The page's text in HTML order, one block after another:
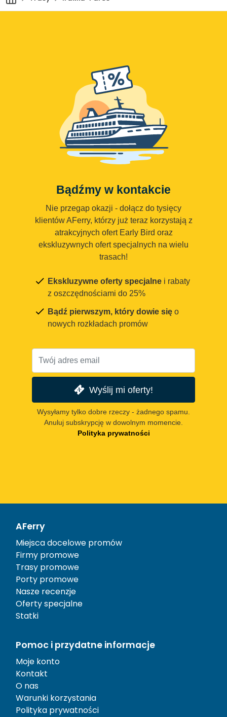
Bądźmy w kontakcie
Nie przegap okazji - dołącz do tysięcy
klientów AFerry, którzy już teraz korzystają z
atrakcyjnych ofert Early Bird oraz
ekskluzywnych ofert specjalnych na wielu
trasach!
Ekskluzywne oferty specjalne i rabaty
z oszczędnościami do 25%
Bądź pierwszym, który dowie się o
nowych rozkładach promów
Wyślij mi oferty!
Wysyłamy tylko dobre rzeczy - żadnego spamu.
Anuluj subskrypcję w dowolnym momencie.
Polityka prywatności
AFerry
Miejsca docelowe promów
Firmy promowe
Trasy promowe
Porty promowe
Nasze recenzje
Oferty specjalne
Statki
Pomoc i przydatne informacje
Moje konto
Kontakt
O nas
Warunki korzystania
Polityka prywatności